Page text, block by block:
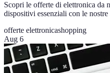
Scopri le offerte di elettronica da
dispositivi essenziali con le
offerte elettronicashopping
Aug 6